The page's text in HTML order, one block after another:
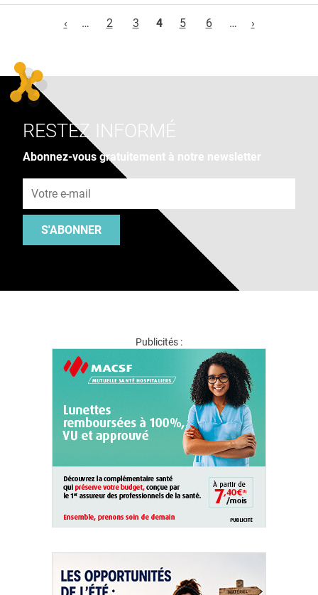
‹
… 2 3 4 5 6 … ›
RESTEZ INFORMÉ
Abonnez-vous gratuitement à notre newsletter
S'ABONNER
Publicités :